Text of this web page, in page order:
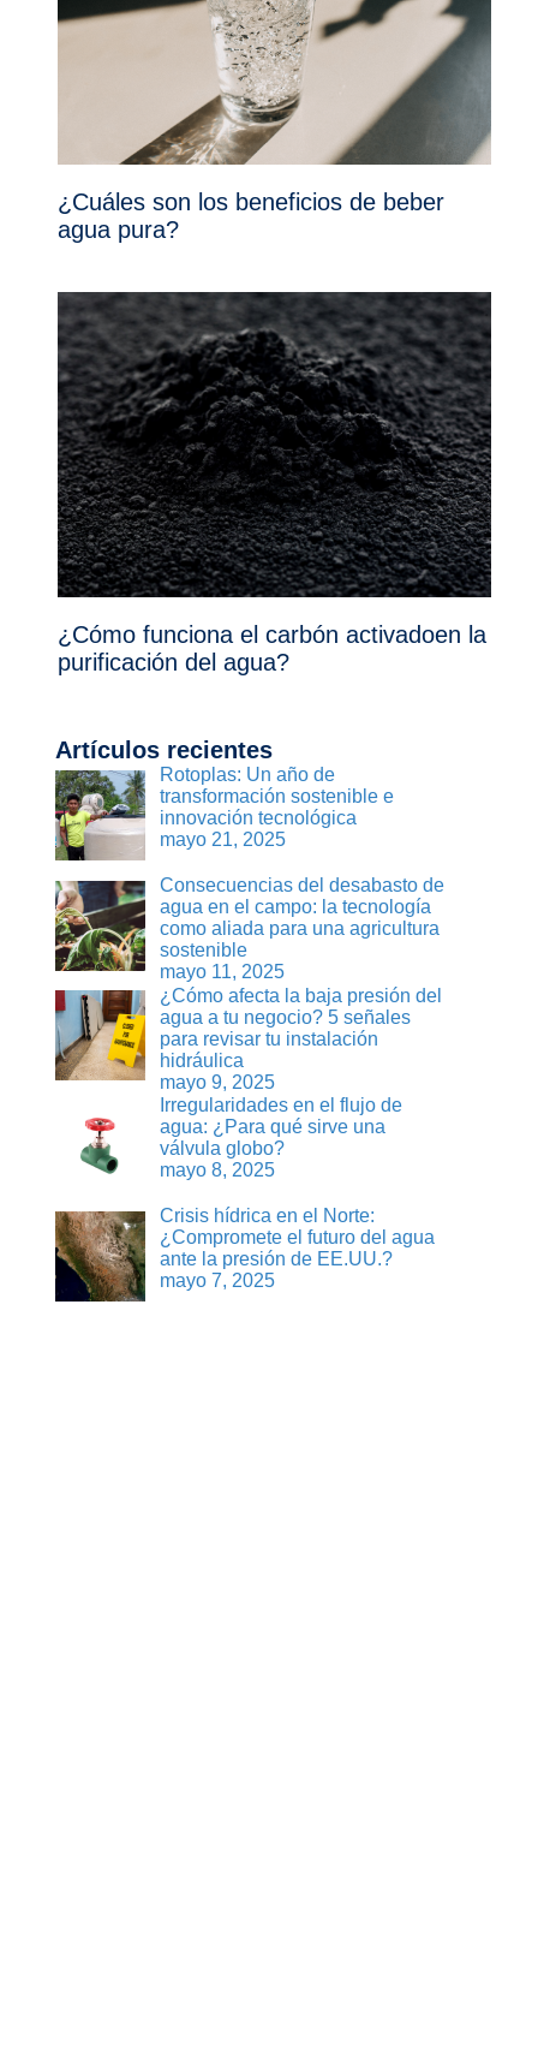
¿Cuáles son los beneficios de beber
agua pura?
¿Cómo funciona el carbón activadoen la
purificación del agua?
Artículos recientes
Rotoplas: Un año de
transformación sostenible e
innovación tecnológica
mayo 21, 2025
Consecuencias del desabasto de
agua en el campo: la tecnología
como aliada para una agricultura
sostenible
mayo 11, 2025
¿Cómo afecta la baja presión del
agua a tu negocio? 5 señales
para revisar tu instalación
hidráulica
mayo 9, 2025
Irregularidades en el flujo de
agua: ¿Para qué sirve una
válvula globo?
mayo 8, 2025
Crisis hídrica en el Norte:
¿Compromete el futuro del agua
ante la presión de EE.UU.?
mayo 7, 2025